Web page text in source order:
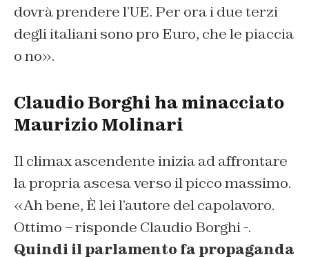
dovrà prendere l’UE. Per ora i due terzi
degli italiani sono pro Euro, che le piaccia
o no».
Claudio Borghi ha minacciato
Maurizio Molinari
Il climax ascendente inizia ad affrontare
la propria ascesa verso il picco massimo.
«Ah bene, È lei l’autore del capolavoro.
Ottimo – risponde Claudio Borghi -.
Quindi il parlamento fa propaganda